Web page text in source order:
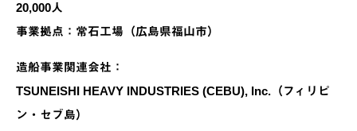
20,000人
事業拠点：常石工場（広島県福山市）
造船事業関連会社：
TSUNEISHI HEAVY INDUSTRIES (CEBU), Inc.（フィリピ
ン・セブ島）